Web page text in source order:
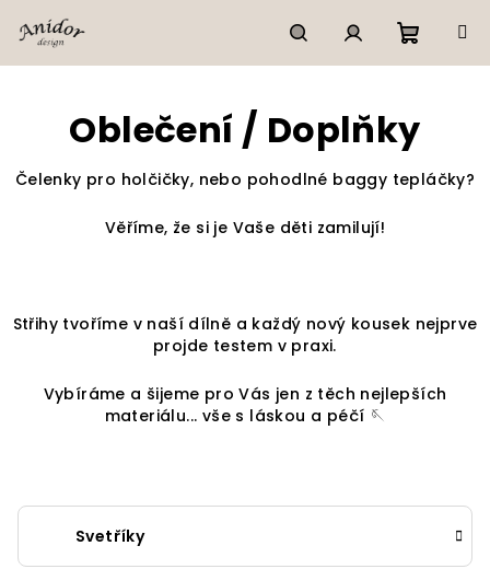
na
HledatPřihlášení
košík
Oblečení / Doplňky
Čelenky pro holčičky, nebo pohodlné baggy tepláčky?
Věříme, že si je Vaše děti zamilují!
Střihy tvoříme v naší dílně a každý nový kousek nejprve
projde testem v praxi.
Vybíráme a šijeme pro Vás jen z těch nejlepších
materiálu... vše s láskou a péčí 🪡
Svetříky